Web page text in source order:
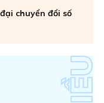
chuyển đổi số